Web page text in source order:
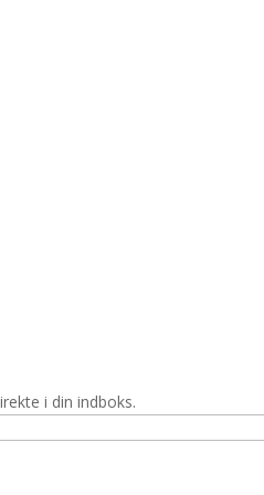
i din indboks.